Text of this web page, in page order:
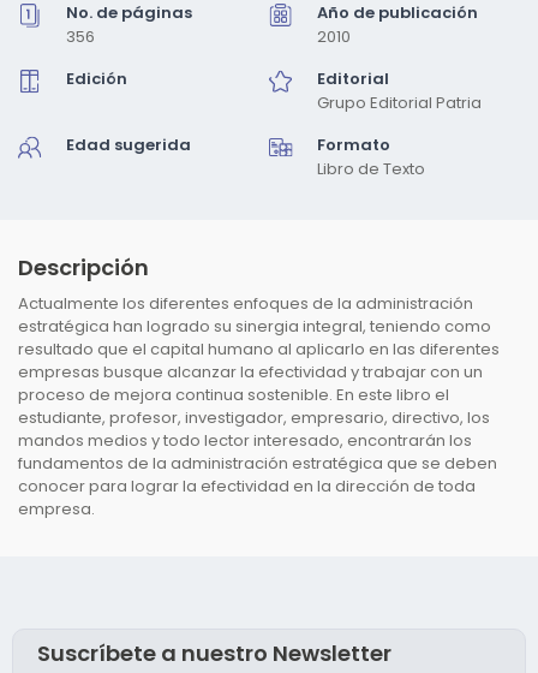
ventana
modal
No. de páginas
356
Año de publicación
2010
Edición
Editorial
Grupo Editorial Patria
Edad sugerida
Formato
Libro de Texto
Descripción
Actualmente los diferentes enfoques de la administración
estratégica han logrado su sinergia integral, teniendo como
resultado que el capital humano al aplicarlo en las diferentes
empresas busque alcanzar la efectividad y trabajar con un
proceso de mejora continua sostenible. En este libro el
estudiante, profesor, investigador, empresario, directivo, los
mandos medios y todo lector interesado, encontrarán los
fundamentos de la administración estratégica que se deben
conocer para lograr la efectividad en la dirección de toda
empresa.
Suscríbete a nuestro Newsletter